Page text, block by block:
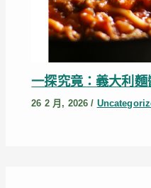
一探究竟：義大利
26 2 月, 2026/